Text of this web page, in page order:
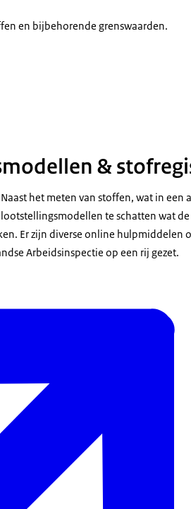
en bijbehorende grenswaarden.
&
het meten van stoffen, wat in een
te schatten wat
Er zijn diverse online
Arbeidsinspectie op een rij gezet.